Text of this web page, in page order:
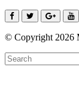
© Copyright 2026